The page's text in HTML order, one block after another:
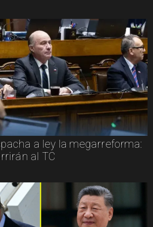
a ley la megarreforma:
al TC